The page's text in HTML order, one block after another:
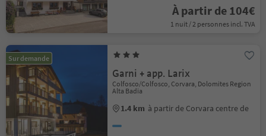
À partir de 104€
1 nuit / 2 personnes incl. TVA
Sur demande
Garni + app. Larix
Colfosco/Colfosco, Corvara, Dolomites Region
Alta Badia
1.4 km à partir de Corvara centre de